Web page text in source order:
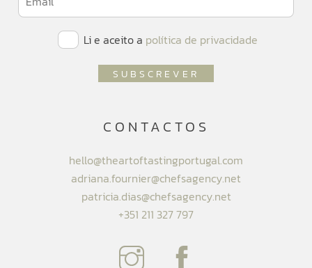
Li e aceito a política de privacidade
CONTACTOS
hello@theartoftastingportugal.com
adriana.fournier@chefsagency.net
patricia.dias@chefsagency.net
+351 211 327 797